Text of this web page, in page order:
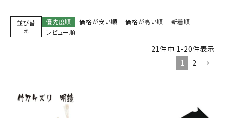
並び替
え
優先度順 価格が安い順 価格が高い順
新着順
レビュー順
21件中 1-20件表示
1
2